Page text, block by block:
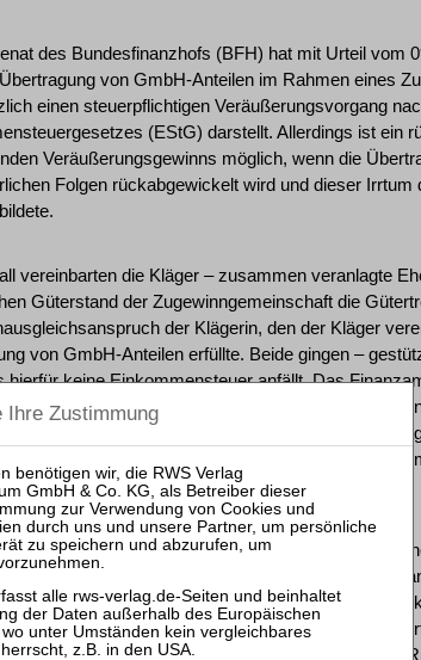
des Bundesfinanzhofs (BFH) hat mit Urteil vom
von GmbH-Anteilen im Rahmen eines
einen steuerpflichtigen Veräußerungsvorgang
(EStG) darstellt. Allerdings ist ein
Veräußerungsgewinns möglich, wenn die
Folgen rückabgewickelt wird und dieser Irrtum
vereinbarten die Kläger – zusammen veranlagte
Güterstand der Zugewinngemeinschaft die
der Klägerin, den der Kläger
von GmbH-Anteilen erfüllte. Beide gingen –
hierfür keine Einkommensteuer anfällt. Das
Veräußerung gemäß § 17 EStG, ermittelte
Einkommensteuer fest. Dies veranlasste die
statt der Anteilsübertragung eine Geldzahlung und
zu vereinbaren.
erkannte die rückwirkende Änderung des
sei mit steuerlicher Wirkung für die
die Auffassung der Vorinstanz: Die Rückabwicklung
wäre die Anteilsübertragung nie erfolgt, wenn der
er bereits bei Vertragsabschluss vorlag und in die